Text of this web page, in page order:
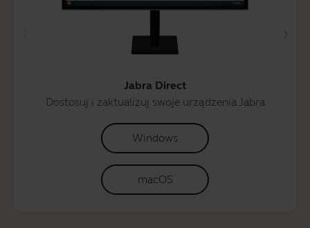
Jabra Direct
Dostosuj i zaktualizuj swoje urządzenia Jabra
Windows
macOS